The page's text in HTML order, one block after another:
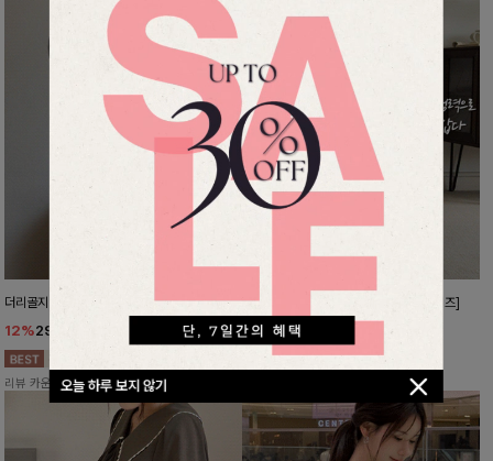
오늘 하루 보지 않기
더리골지 카라니트
12%29,900
리뷰 카운트 영역
강력한편안함 와이드슬랙스[FREE,L사이즈]
10% 37,800
리뷰 카운트 영역